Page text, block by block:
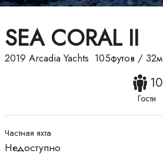
SEA CORAL II
2019 Arcadia Yachts 105футов / 32м
10
Гости
Частная яхта
Недоступно